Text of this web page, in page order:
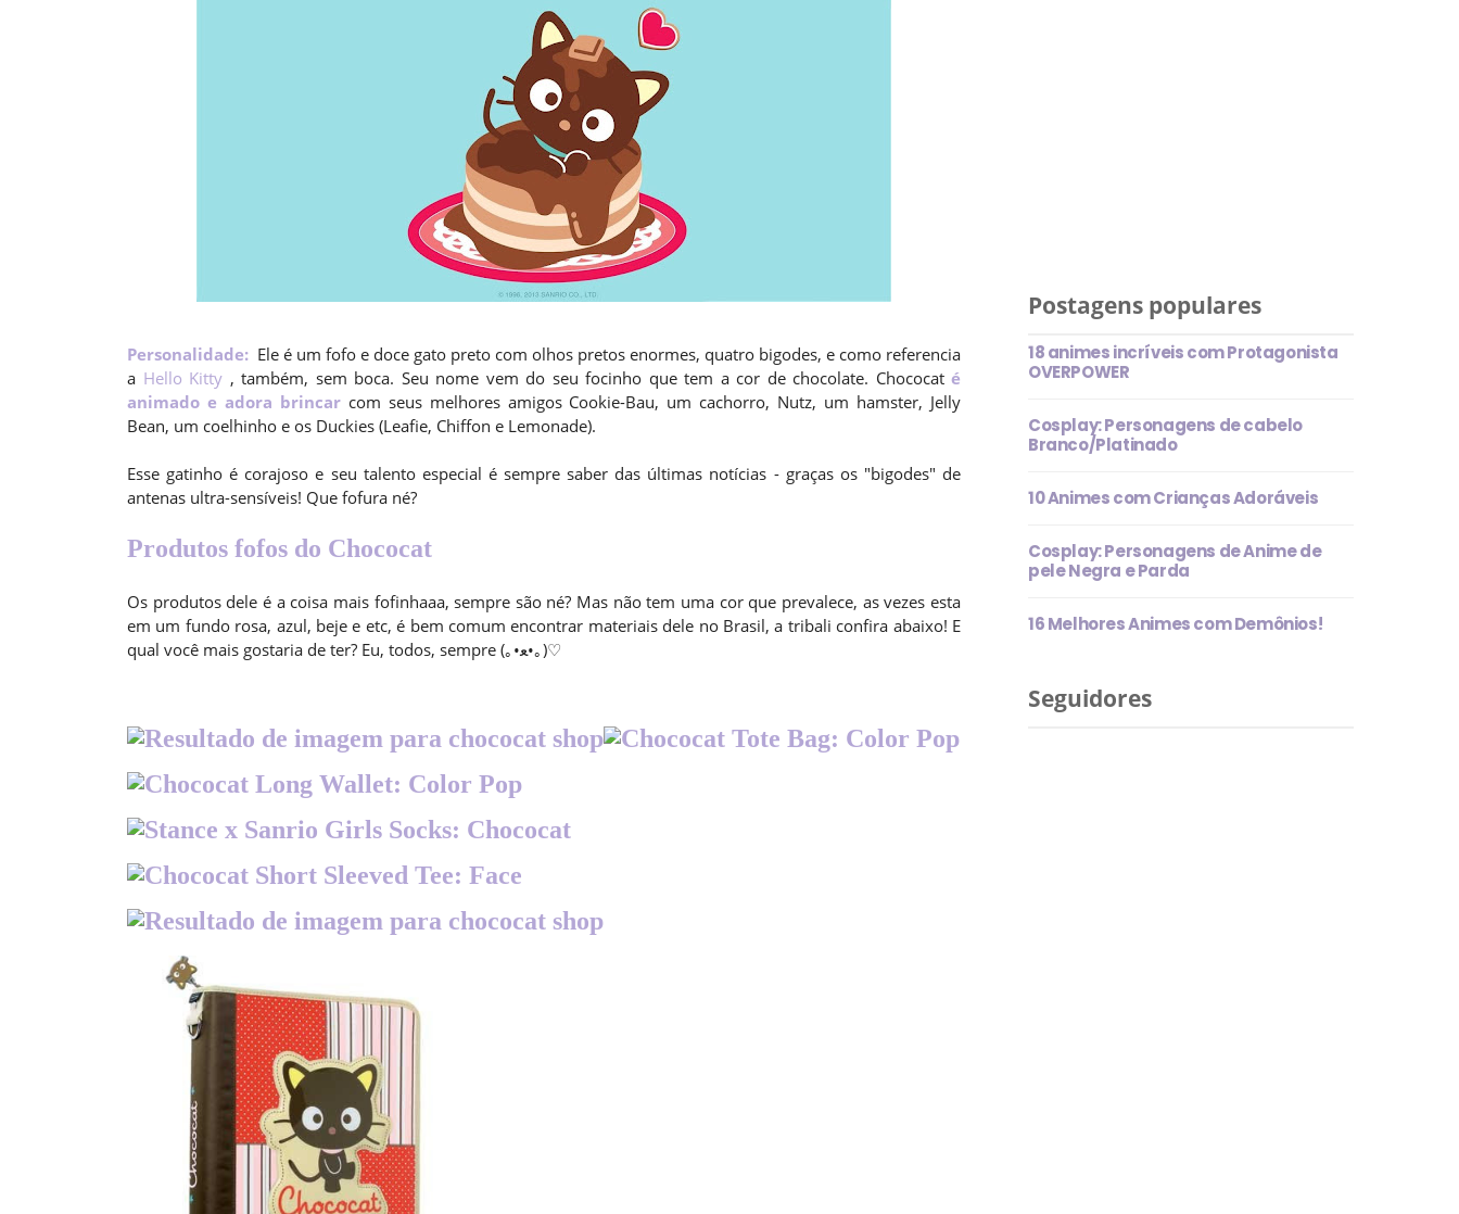
Personalidade: Ele é um fofo e doce gato preto com olhos pretos enormes, quatro bigodes, e como referencia
a Hello Kitty , também, sem boca. Seu nome vem do seu focinho que tem a cor de chocolate. Chococat é
animado e adora brincarcom seus melhores amigos Cookie-Bau, um cachorro, Nutz, um hamster, Jelly
Bean, um coelhinho e os Duckies (Leafie, Chiffon e Lemonade).
Esse gatinho é corajoso e seu talento especial é sempre saber das últimas notícias - graças os "bigodes" de
antenas ultra-sensíveis! Que fofura né?
Produtos fofos do Chococat
Os produtos dele é a coisa mais fofinhaaa, sempre são né? Mas não tem uma cor que prevalece, as vezes esta
em um fundo rosa, azul, beje e etc, é bem comum encontrar materiais dele no Brasil, a tribali confira abaixo! E
qual você mais gostaria de ter? Eu, todos, sempre (｡•ﻌ•｡)♡
Postagens populares
18 animes incríveis com Protagonista
OVERPOWER
Cosplay: Personagens de cabelo
Branco/Platinado
10 Animes com Crianças Adoráveis
Cosplay: Personagens de Anime de
pele Negra e Parda
16 Melhores Animes com Demônios!
Seguidores